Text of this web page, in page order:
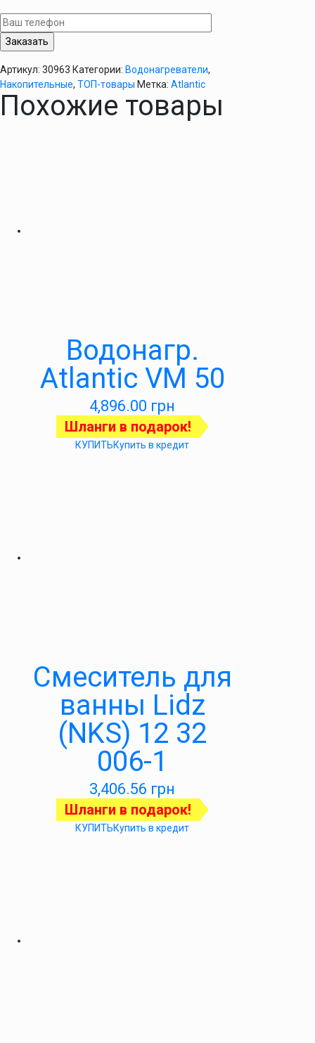
Turbo
80
VM
Артикул: 30963 Категории: Водонагреватели,
Накопительные, ТОП-товары Метка: Atlantic
Похожие товары
Водонагр.
Atlantic VM 50
4,896.00 грн
Шланги в подарок!
КУПИТЬКупить в кредит
Смеситель для
ванны Lidz
(NKS) 12 32
006-1
3,406.56 грн
Шланги в подарок!
КУПИТЬКупить в кредит